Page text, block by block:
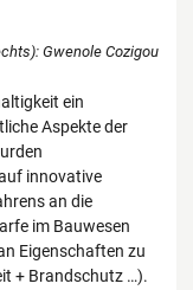
Gwenole Cozigou
ein
Aspekte der
innovative
an die
im Bauwesen
Eigenschaften zu
+ Brandschutz …).